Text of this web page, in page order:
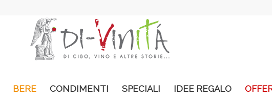
BERE CONDIMENTI SPECIALI IDEE REGALO